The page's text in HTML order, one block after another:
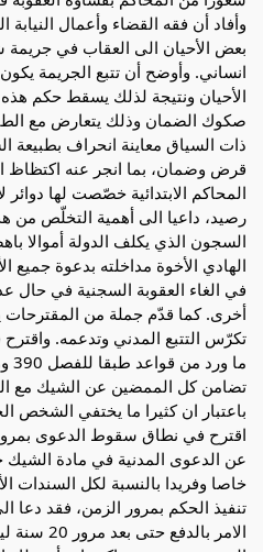
وأفاد أن فقه القضاء وأعمال
بعض الأحيان الى العقاب في
انساني. وأوضح أن تتبع الجريمة
الأحيان ونتيجة لذلك يسقط حكم هذه
صكوك الضمان وذلك يتعارض مع
ذات السياق معاينة انحراف بطبيعة
قرض وضمان، بما انجر عنه اكتظاظ
المحاكم الابتدائية خصّصت لها
رصيد، داعيا الى أهمية التخلّص من
السجون الذي يكلف الدولة أموالا
الهادي الأخوة مداخلته بدعوة جميع
في الغاء العقوبة السجنية في حال
أخرى. كما قدّم جملة من المقترحات
تكرّس التتبع المدني وتدعمه.
تضامن كل الممضين عن الشيك مع
باعتبار ان كثيرا ما يختفي الشخص
اقترح في نطاق سقوط الدعوى
عن الدعوى المدنية في مادة الشيك
خاصا وفريدا بالنسبة لكل
تنفيذ الحكم بمرور الزمن، فقد دعا
الامر